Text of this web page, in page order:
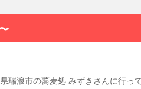
瑞浪市の蕎麦処 みずきさんに行っ